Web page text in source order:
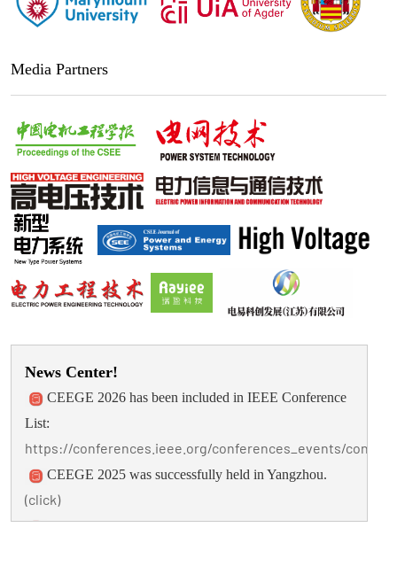
Media Partners
News Center!
CEEGE 2026 has been included in IEEE Conference
List:
https://conferences.ieee.org/conferences_events/
CEEGE 2025 was successfully held in Yangzhou.
(click)
CEEGE 2025 has been included in IEEE Conference